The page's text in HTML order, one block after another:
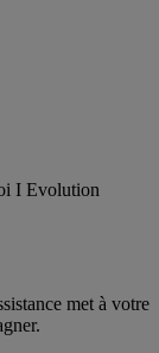
I Evolution
met à votre